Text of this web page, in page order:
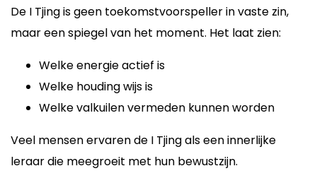
De I Tjing is geen toekomstvoorspeller in vaste zin,
maar een spiegel van het moment. Het laat zien:
Welke energie actief is
Welke houding wijs is
Welke valkuilen vermeden kunnen worden
Veel mensen ervaren de I Tjing als een innerlijke
leraar die meegroeit met hun bewustzijn.